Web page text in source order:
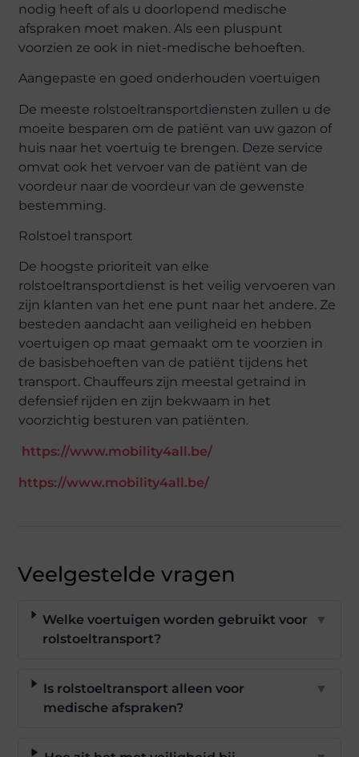
nodig heeft of als u doorlopend medische
afspraken moet maken. Als een pluspunt
voorzien ze ook in niet-medische behoeften.
Aangepaste en goed onderhouden voertuigen
De meeste rolstoeltransportdiensten zullen u de
moeite besparen om de patiënt van uw gazon of
huis naar het voertuig te brengen. Deze service
omvat ook het vervoer van de patiënt van de
voordeur naar de voordeur van de gewenste
bestemming.
Rolstoel transport
De hoogste prioriteit van elke
rolstoeltransportdienst is het veilig vervoeren van
zijn klanten van het ene punt naar het andere. Ze
besteden aandacht aan veiligheid en hebben
voertuigen op maat gemaakt om te voorzien in
de basisbehoeften van de patiënt tijdens het
transport. Chauffeurs zijn meestal getraind in
defensief rijden en zijn bekwaam in het
voorzichtig besturen van patiënten.
https://www.mobility4all.be/
https://www.mobility4all.be/
Veelgestelde vragen
Welke voertuigen worden gebruikt voor
rolstoeltransport?
▼
Is rolstoeltransport alleen voor
medische afspraken?
▼